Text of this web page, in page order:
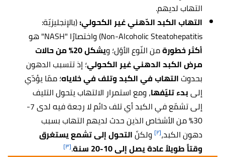
التهاب لديهم.
التهاب الكبد الدّهني غير الكحولي:(بالإنجليزيّة:
Non-Alcoholic Steatohepatitis) واختصارًا "
NASH" هو
أكثر خطورةمن النّوع الأوّل؛ و
يشكل 20% من حالات
مرض الكبد الدهني غير الكحولي؛ إذ تتسبب الدهون
بحدوثالتهاب في الكبد وتلف في خلاياه؛ ممّا يؤدّي
إلىبدء تليّفها، ومع استمرار الالتهاب يتحول التليف
إلى تشمّع في الكبد أي تلف دائم لا رجعة فيه لدى 7-
30% من الأشخاص الذين حدث لديهم التهاب بسبب
دهون الكبد،[٢] ولكنّالتحول إلى تشمع يستغرق
وقتاً طويلاً عادة يصل إلى 10-20 سنة
.[٣]